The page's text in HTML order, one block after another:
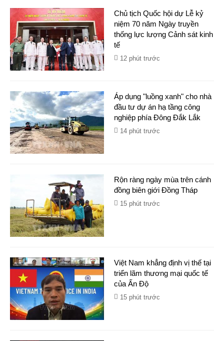
Chủ tịch Quốc hội dự Lễ kỷ
niệm 70 năm Ngày truyền
thống lực lượng Cảnh sát kinh
tế
12 phút trước
Áp dụng "luồng xanh" cho nhà
đầu tư dự án hạ tầng công
nghiệp phía Đông Đắk Lắk
14 phút trước
Rộn ràng ngày mùa trên cánh
đồng biên giới Đồng Tháp
15 phút trước
Việt Nam khẳng định vị thế tại
triển lãm thương mại quốc tế
của Ấn Độ
15 phút trước